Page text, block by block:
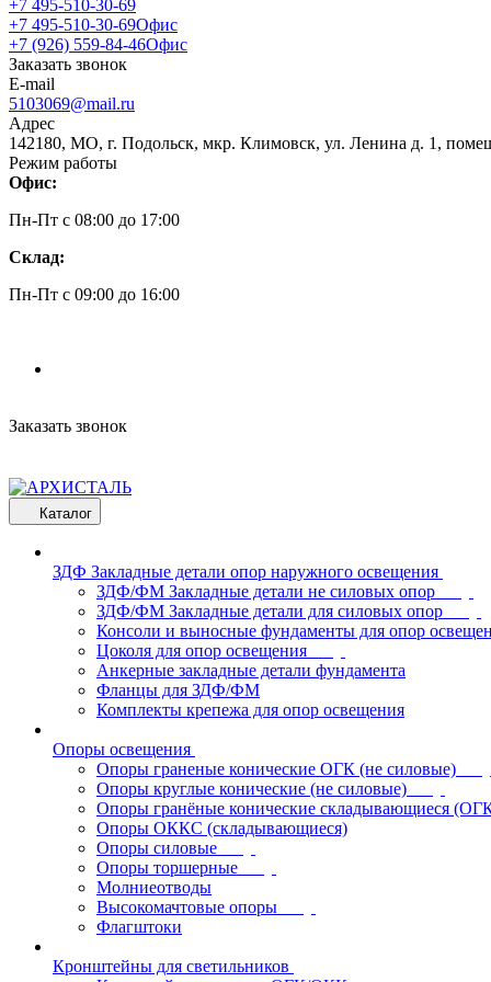
+7 495-510-30-69
+7 495-510-30-69Офис
+7 (926) 559-84-46Офис
Заказать звонок
E-mail
5103069@mail.ru
Адрес
142180, МО, г. Подольск, мкр. Климовск, ул. Ленина д. 1,
Режим работы
Офис:
Пн-Пт c 08:00 до 17:00
Склад:
Пн-Пт c 09:00 до 16:00
Заказать звонок
Каталог
ЗДФ Закладные детали опор наружного освещения
ЗДФ/ФМ Закладные детали не силовых опор
ЗДФ/ФМ Закладные детали для силовых опор
Консоли и выносные фундаменты для опор
Цоколя для опор освещения
Анкерные закладные детали фундамента
Фланцы для ЗДФ/ФМ
Комплекты крепежа для опор освещения
Опоры освещения
Опоры граненые конические ОГК (не силовые)
Опоры круглые конические (не силовые)
Опоры гранёные конические складывающиеся
Опоры ОККС (складывающиеся)
Опоры силовые
Опоры торшерные
Молниеотводы
Высокомачтовые опоры
Флагштоки
Кронштейны для светильников